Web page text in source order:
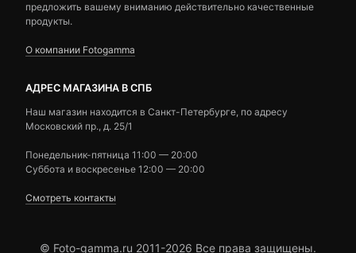
предложить вашему вниманию действительно качественные
продукты.
О компании Fotogamma
АДРЕС МАГАЗИНА В СПБ
Наш магазин находится в Санкт-Петербурге, по адресу
Московский пр., д. 25/1
Понедельник-пятница 11:00 — 20:00
Суббота и воскресенье 12:00 — 20:00
Смотреть контакты
© Foto-gamma.ru 2011-2026 Все права защищены.